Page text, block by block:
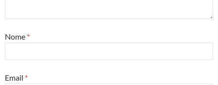
Nome *
Email *